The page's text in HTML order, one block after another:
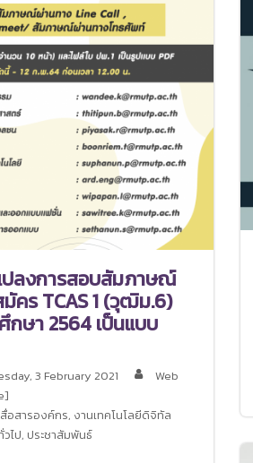
ปลงการสอบสัมภาษณ์
คร TCAS 1 (วุฒิม.6)
กษา 2564 เป็นแบบ
3 February 2021
Web
อสารองค์กร, งานเทคโนโลยีดิจิทัล
วไป, ประชาสัมพันธ์